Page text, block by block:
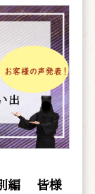
別編 皆様